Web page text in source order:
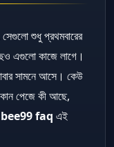
শুধু প্রথমবারের
এগুলো কাজে লাগে।
সামনে আসে। কেউ
পেজে কী আছে,
bee99 faq এই